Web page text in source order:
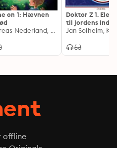
on 1: Hævnen
Andreas Nederland, Frederik Hansen
Doktor Z 1.
til jordens indre
offline